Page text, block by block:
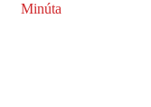
Minúta